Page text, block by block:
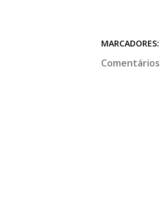
MARCADORES:
Comentários